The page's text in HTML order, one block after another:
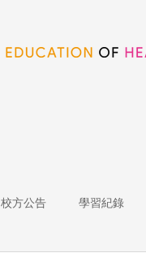
校方公告 學習紀錄